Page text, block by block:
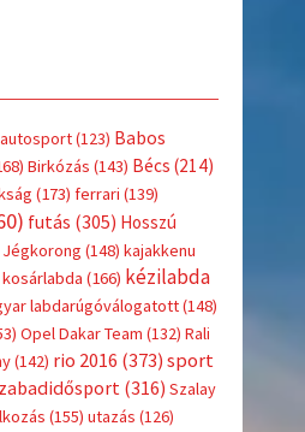
autosport(123)Babos
Birkózás(143) Bécs(214)
(173)ferrari(139)
futás(305)Hosszú
Jégkorong(148) kajakkenu
kosárlabda(166) kézilabda
labdarúgóválogatott